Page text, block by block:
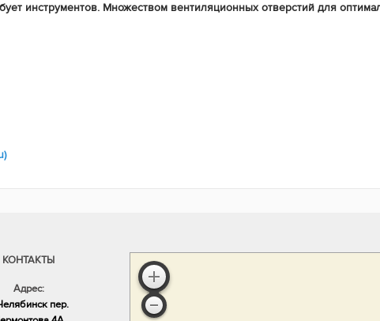
инструментов. Множеством вентиляционных отверстий для
КОНТАКТЫ
Адрес:
пер.